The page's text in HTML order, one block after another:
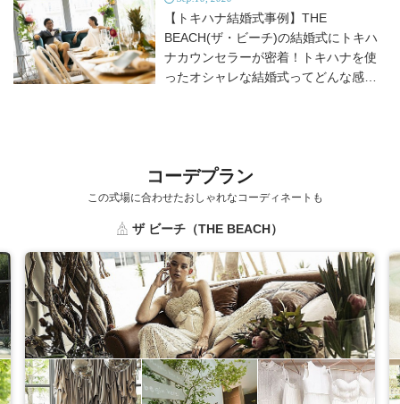
【トキハナ結婚式事例】THE
BEACH(ザ・ビーチ)の結婚式にトキハ
ナカウンセラーが密着！トキハナを使
ったオシャレな結婚式ってどんな感
コーデプラン
この式場に合わせたおしゃれなコーディネートも
ザ ビーチ（THE BEACH）